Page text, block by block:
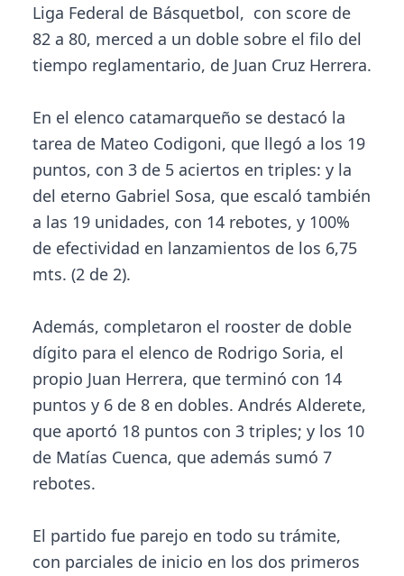
Liga Federal de Básquetbol, con score de
82 a 80, merced a un doble sobre el filo del
tiempo reglamentario, de Juan Cruz Herrera.
En el elenco catamarqueño se destacó la
tarea de Mateo Codigoni, que llegó a los 19
puntos, con 3 de 5 aciertos en triples: y la
del eterno Gabriel Sosa, que escaló también
a las 19 unidades, con 14 rebotes, y 100%
de efectividad en lanzamientos de los 6,75
mts. (2 de 2).
Además, completaron el rooster de doble
dígito para el elenco de Rodrigo Soria, el
propio Juan Herrera, que terminó con 14
puntos y 6 de 8 en dobles. Andrés Alderete,
que aportó 18 puntos con 3 triples; y los 10
de Matías Cuenca, que además sumó 7
rebotes.
El partido fue parejo en todo su trámite,
con parciales de inicio en los dos primeros